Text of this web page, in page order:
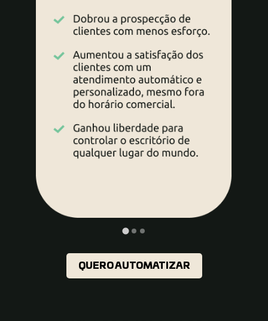
QUERO AUTOMATIZAR